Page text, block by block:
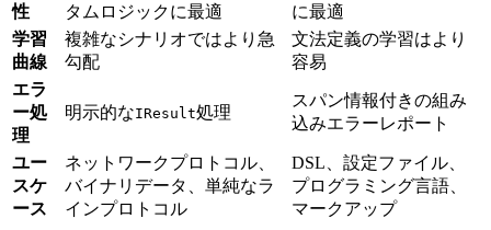
性
タムロジックに最適
に最適
学習
曲線
複雑なシナリオではより急
勾配
文法定義の学習はより
容易
エラ
ー処
理
明示的なIResult処理
スパン情報付きの組み
込みエラーレポート
ユー
スケ
ース
ネットワークプロトコル、
バイナリデータ、単純なラ
インプロトコル
DSL、設定ファイル、
プログラミング言語、
マークアップ